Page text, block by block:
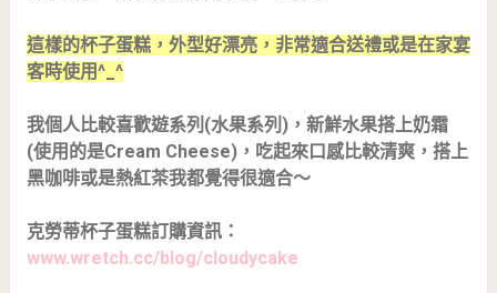
這樣的杯子蛋糕，外型好漂亮，非常適合送禮或是在家宴
客時使用^_^
我個人比較喜歡遊系列(水果系列)，新鮮水果搭上奶霜
(使用的是Cream Cheese)，吃起來口感比較清爽，搭上
黑咖啡或是熱紅茶我都覺得很適合～
克勞蒂杯子蛋糕訂購資訊：
www.wretch.cc/blog/cloudycake